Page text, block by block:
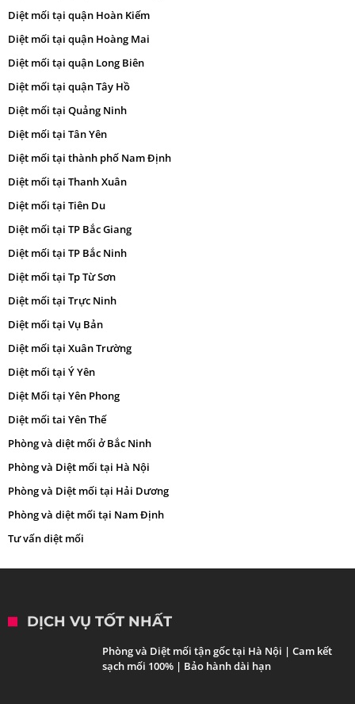
Diệt mối tại quận Hoàn Kiếm
Diệt mối tại quận Hoàng Mai
Diệt mối tại quận Long Biên
Diệt mối tại quận Tây Hồ
Diệt mối tại Quảng Ninh
Diệt mối tại Tân Yên
Diệt mối tại thành phố Nam Định
Diệt mối tại Thanh Xuân
Diệt mối tại Tiên Du
Diệt mối tại TP Bắc Giang
Diệt mối tại TP Bắc Ninh
Diệt mối tại Tp Từ Sơn
Diệt mối tại Trực Ninh
Diệt mối tại Vụ Bản
Diệt mối tại Xuân Trường
Diệt mối tại Ý Yên
Diệt Mối tại Yên Phong
Diệt mối tai Yên Thế
Phòng và diệt mối ở Bắc Ninh
Phòng và Diệt mối tại Hà Nội
Phòng và Diệt mối tại Hải Dương
Phòng và diệt mối tại Nam Định
Tư vấn diệt mối
DỊCH VỤ TỐT NHẤT
Phòng và Diệt mối tận gốc tại Hà Nội | Cam kết
sạch mối 100% | Bảo hành dài hạn